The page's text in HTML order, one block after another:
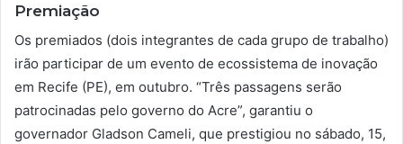
Premiação
Os premiados (dois integrantes de cada grupo de trabalho)
irão participar de um evento de ecossistema de inovação
em Recife (PE), em outubro. “Três passagens serão
patrocinadas pelo governo do Acre”, garantiu o
governador Gladson Cameli, que prestigiou no sábado, 15,